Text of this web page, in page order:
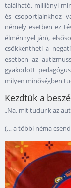
található, milliónyi
és csoportjainkhoz
némely esetben ez
élménnyel járó,
csökkentheti a
esetben az
gyakorlott
milyen minőségben
Kezdtük a
„Na, mit tudunk az
(… a többi néma